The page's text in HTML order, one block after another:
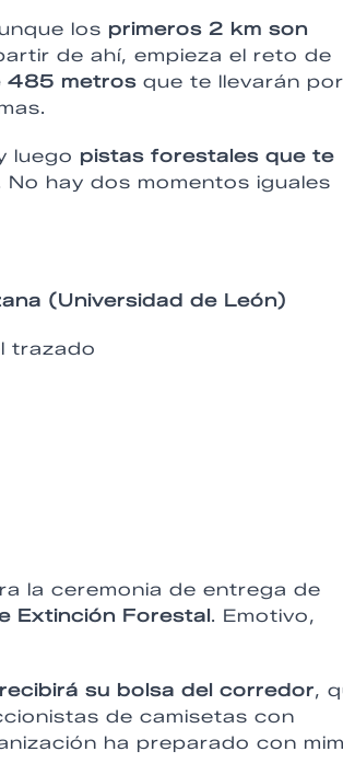
los primeros 2 km son
de ahí, empieza el reto de
485 metros que te llevarán
luego pistas forestales que te
No hay dos momentos iguales
(Universidad de León)
trazado
la ceremonia de entrega de
Extinción Forestal. Emotivo,
su bolsa del corredor,
de camisetas con
ha preparado con